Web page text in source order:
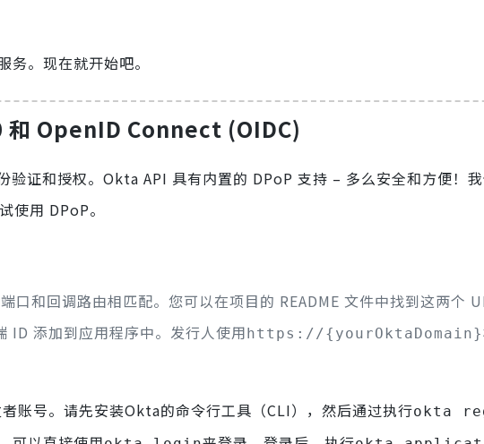
。现在就开始吧。
和 OpenID Connect (OIDC)
证和授权。Okta API 具有内置的 DPoP 支持 – 多么安全和方便！
使用 DPoP。
口和回调路由相匹配。您可以在项目的 README 文件中找到这两个
ID 添加到应用程序中。发行人使用 https://{yourOktaDomain}
账号。请先安装Okta的命令行工具（CLI），然后通过执行okta